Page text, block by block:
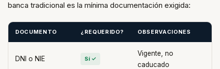
banca tradicional es la mínima documentación exigida:
DOCUMENTO ¿REQUERIDO? OBSERVACIONES
DNI o NIE Sí ✓
Vigente, no
caducado